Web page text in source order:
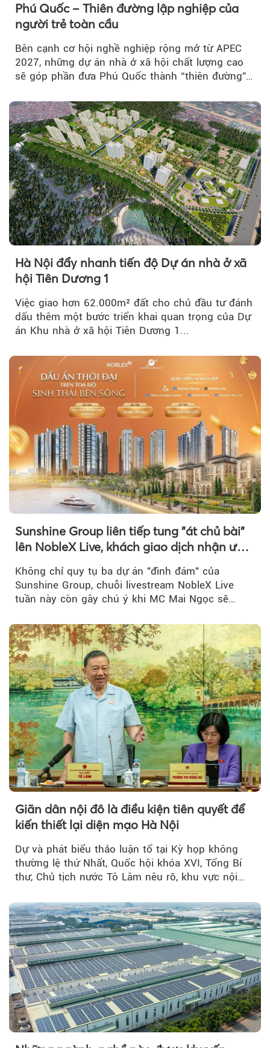
Phú Quốc – Thiên đường lập nghiệp của
người trẻ toàn cầu
Bên cạnh cơ hội nghề nghiệp rộng mở từ APEC
2027, những dự án nhà ở xã hội chất lượng cao
sẽ góp phần đưa Phú Quốc thành “thiên đường”
Hà Nội đẩy nhanh tiến độ Dự án nhà ở xã
hội Tiên Dương 1
Việc giao hơn 62.000m² đất cho chủ đầu tư đánh
dấu thêm một bước triển khai quan trọng của Dự
án Khu nhà ở xã hội Tiên Dương 1...
Sunshine Group liên tiếp tung "át chủ bài"
lên NobleX Live, khách giao dịch nhận ưu
Không chỉ quy tụ ba dự án "đình đám" của
Sunshine Group, chuỗi livestream NobleX Live
tuần này còn gây chú ý khi MC Mai Ngọc sẽ
Giãn dân nội đô là điều kiện tiên quyết để
kiến thiết lại diện mạo Hà Nội
Dự và phát biểu thảo luận tổ tại Kỳ họp không
thường lệ thứ Nhất, Quốc hội khóa XVI, Tổng Bí
thư, Chủ tịch nước Tô Lâm nêu rõ, khu vực nội